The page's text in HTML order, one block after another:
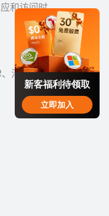
新客福利待领取
立即加入
和访问时
法规以